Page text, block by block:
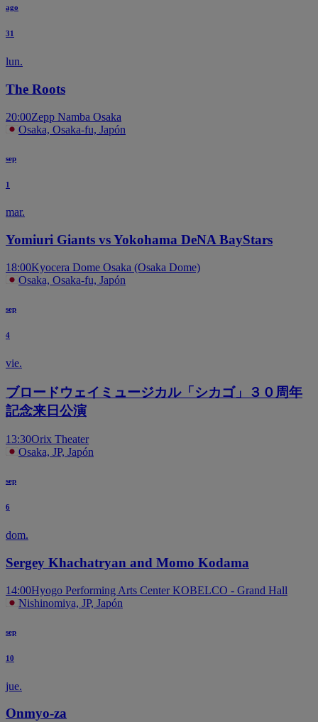
ago
31
lun.
The Roots
20:00Zepp Namba Osaka
Osaka, Osaka-fu, Japón
sep
1
mar.
Yomiuri Giants vs Yokohama DeNA BayStars
18:00Kyocera Dome Osaka (Osaka Dome)
Osaka, Osaka-fu, Japón
sep
4
vie.
ブロードウェイミュージカル「シカゴ」３０周年
記念来日公演
13:30Orix Theater
Osaka, JP, Japón
sep
6
dom.
Sergey Khachatryan and Momo Kodama
14:00Hyogo Performing Arts Center KOBELCO - Grand Hall
Nishinomiya, JP, Japón
sep
10
jue.
Onmyo-za